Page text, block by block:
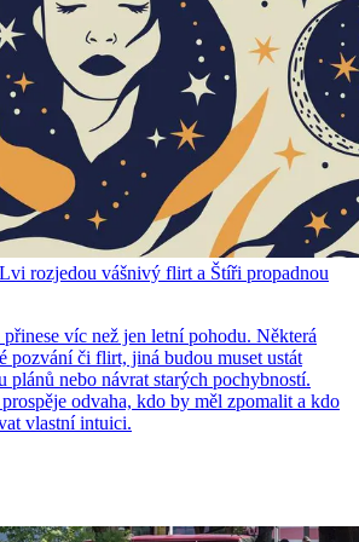
rozjedou vášnivý flirt a Štíři propadnou
víc než jen letní pohodu. Některá
pozvání či flirt, jiná budou muset ustát
plánů nebo návrat starých pochybností.
odvaha, kdo by měl zpomalit a kdo
vlastní intuici.